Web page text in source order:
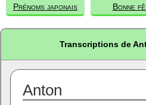
Prénoms japonais Bonne
Transcriptions de
Anton